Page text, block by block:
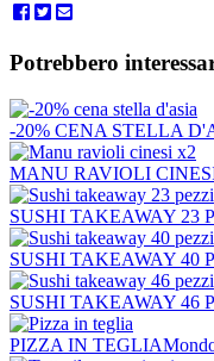
Potrebbero
-20% CENA STELLA
MANU RAVIOLI
SUSHI TAKEAWAY 23
SUSHI TAKEAWAY 40
SUSHI TAKEAWAY 46
PIZZA IN TEGLIA